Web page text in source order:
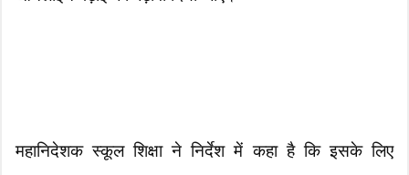
महानिदेशक स्कूल शिक्षा ने निर्देश में कहा है कि इसके लिए